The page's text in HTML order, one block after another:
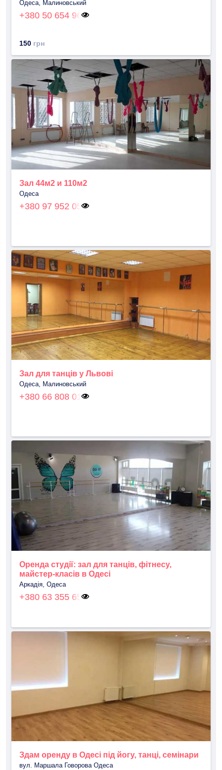
Одеса, Малиновський
+380 50 654 96
150 грн
Зал 44м2 и 110м2
Одеса
+380 97 952 05
Зал для танців у Львові
Одеса, Малиновський
+380 66 808 01
Оренда студії: зал для танців, фітнесу,
майстер-класів в Одесі
Аркадія, Одеса
+380 63 355 65
Здам оренду в Одесі під йогу, танці, семінари
вул. Маршала Говорова Одеса